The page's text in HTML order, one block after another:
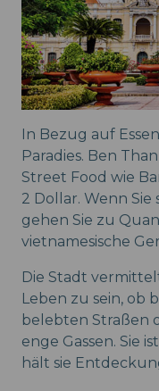
In Bezug auf
Paradies. Ben
Street Food wie
2 Dollar. Wenn
gehen Sie zu
vietnamesische
Die Stadt
Leben zu sein, ob
belebten Straßen
enge Gassen. Sie
hält sie